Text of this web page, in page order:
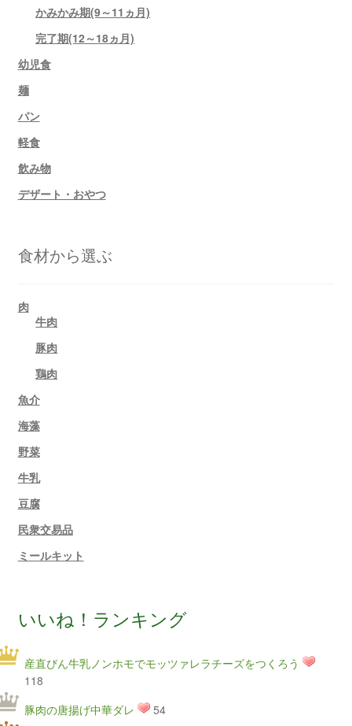
かみかみ期(9～11ヵ月)
完了期(12～18ヵ月)
幼児食
麺
パン
軽食
飲み物
デザート・おやつ
食材から選ぶ
肉
牛肉
豚肉
鶏肉
魚介
海藻
野菜
牛乳
豆腐
民衆交易品
ミールキット
いいね！ランキング
産直びん牛乳ノンホモでモッツァレラチーズをつくろう
118
豚肉の唐揚げ中華ダレ
54